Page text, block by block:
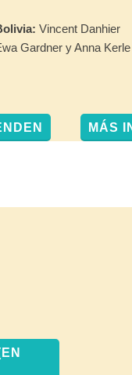
Vincent Danhier
Gardner y Anna Kerle
MÁS